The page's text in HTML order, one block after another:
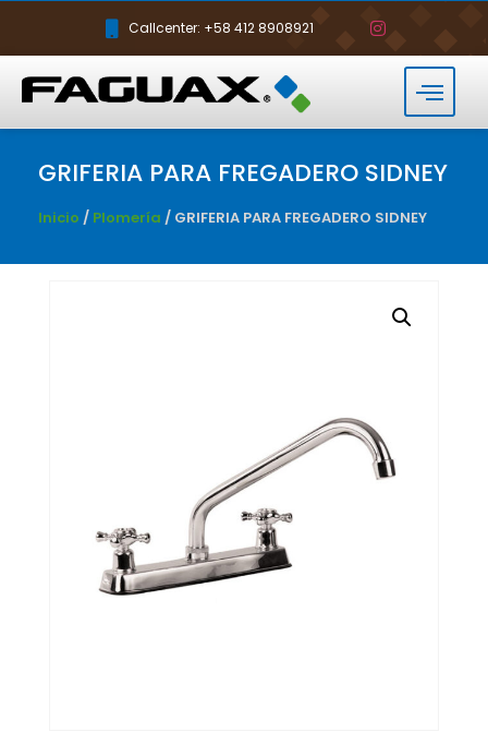
Callcenter: +58 412 8908921
GRIFERIA PARA FREGADERO SIDNEY
Inicio / Plomería / GRIFERIA PARA FREGADERO SIDNEY